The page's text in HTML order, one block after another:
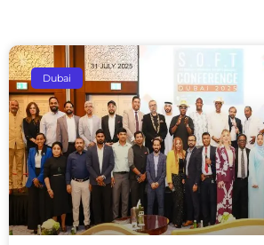
Dubai